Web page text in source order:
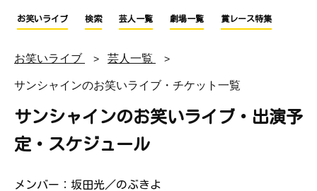
お笑いライブ 検索 芸人一覧 劇場一覧 賞レース特集
お笑いライブ 芸人一覧
サンシャインのお笑いライブ・チケット一覧
サンシャインのお笑いライブ・出演予
定・スケジュール
メンバー：坂田光／のぶきよ